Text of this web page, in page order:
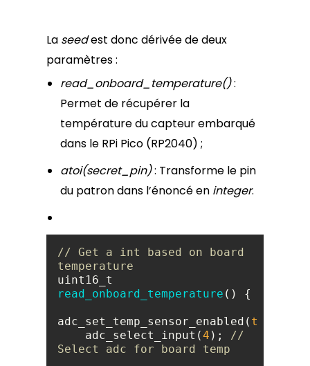
La seedest donc dérivée de deux
paramètres :
read_onboard_temperature():
Permet de récupérer la
température du capteur embarqué
dans le RPi Pico (RP2040) ;
atoi(secret_pin): Transforme le pin
du patron dans l’énoncé en integer.
// Get a int based on board
temperature
read_onboard_temperature ( )
adc_set_temp_sensor_enabled( true
    adc_select_input(
4 ); //
Select adc for board temp